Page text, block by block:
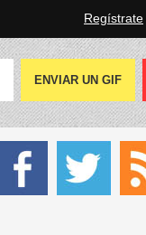
Regístrate
ENVIAR UN GIF